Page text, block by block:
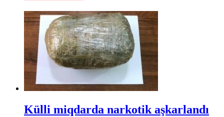
Külli miqdarda narkotik aşkarlandı